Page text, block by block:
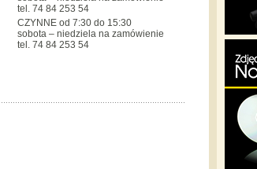
tel. 74 84 253 54
CZYNNE od 7:30 do 15:30
sobota – niedziela na zamówienie
tel. 74 84 253 54